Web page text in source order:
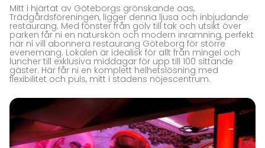
Mitt i hjärtat av Göteborgs grönskande oas,
Trädgårdsföreningen, ligger denna ljusa och inbjudande
restaurang. Med fönster från golv till tak och utsikt över
parken får ni en naturskön och modern inramning, perfekt
när ni vill abonnera restaurang Göteborg för större
evenemang. Lokalen är idealisk för allt från mingel och
luncher till exklusiva middagar för upp till 100 sittande
gäster. Här får ni en komplett helhetslösning med
flexibilitet och puls, mitt i stadens nöjescentrum.